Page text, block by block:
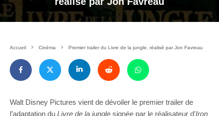
Accueil Cinéma Premier trailer du Livre de la jungle, réalisé par Jon Favreau
Walt Disney Pictures vient de dévoiler le premier trailer de
l’adaptation du Livre de la jungle signée par le réalisateur d’Iron